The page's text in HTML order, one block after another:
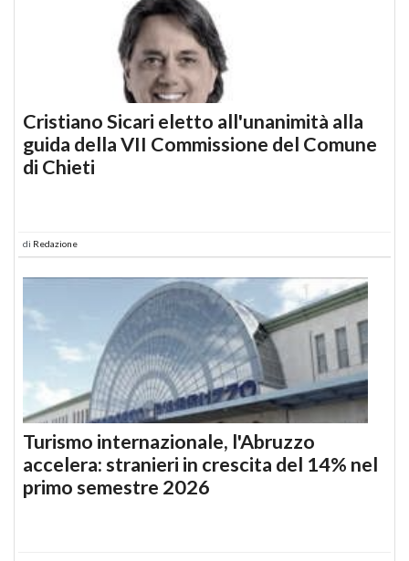
Cristiano Sicari eletto all'unanimità alla
guida della VII Commissione del Comune
di Chieti
di Redazione
Turismo internazionale, l'Abruzzo
accelera: stranieri in crescita del 14% nel
primo semestre 2026